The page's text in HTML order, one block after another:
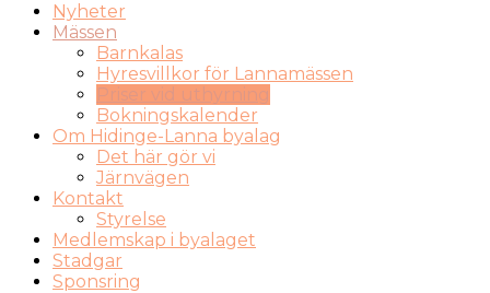
Nyheter
Mässen
Barnkalas
Hyresvillkor för Lannamässen
Priser vid uthyrning
Bokningskalender
Om Hidinge-Lanna byalag
Det här gör vi
Järnvägen
Kontakt
Styrelse
Medlemskap i byalaget
Stadgar
Sponsring